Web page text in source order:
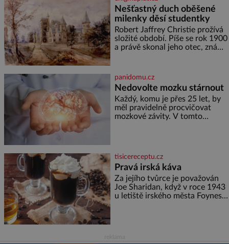
hrobku otevřít a její poklop tak
raději jen skrápí svěcenou
vodou. Za několik dní divné
burácení skutečně ustane. Když
o mnoho let později hrobku
Nešťastný duch oběšené
milenky děsí studentky
Robert Jaffrey Christie prožívá
složité období. Píše se rok 1900
a právě skonal jeho otec, známý
ale doprovázena ohromným
dědictvím
panidomu.cz
Nedovolte mozku stárnout
Každý, komu je přes 25 let, by
měl pravidelně procvičovat
mozkové závity. V tomto
marně v paměti lovíte název
knížky, kterou jste nedávno
přečetli. Je to opravdu tak, s
věkem jako kdyby se paměť
rozhodla stávkovat. Cvičte
tisicereceptu.cz
Pravá irská káva
Za jejího tvůrce je považován
Joe Sharidan, když v roce 1943
u letiště irského města Foynes